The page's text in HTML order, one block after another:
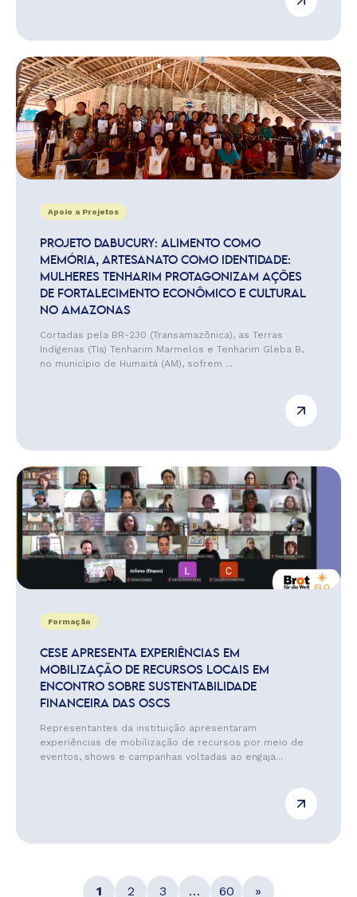
Apoio a Projetos
PROJETO DABUCURY: ALIMENTO COMO
MEMÓRIA, ARTESANATO COMO IDENTIDADE:
MULHERES TENHARIM PROTAGONIZAM AÇÕES
DE FORTALECIMENTO ECONÔMICO E CULTURAL
NO AMAZONAS
Cortadas pela BR-230 (Transamazônica), as Terras
Indígenas (TIs) Tenharim Marmelos e Tenharim Gleba B,
no município de Humaitá (AM), sofrem ...
Formação
CESE APRESENTA EXPERIÊNCIAS EM
MOBILIZAÇÃO DE RECURSOS LOCAIS EM
ENCONTRO SOBRE SUSTENTABILIDADE
FINANCEIRA DAS OSCS
Representantes da instituição apresentaram
experiências de mobilização de recursos por meio de
eventos, shows e campanhas voltadas ao engaja...
1 2 3 … 60 »